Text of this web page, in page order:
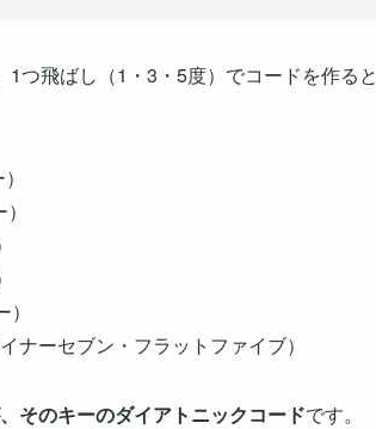
1つ飛ばし（1・3・5度）でコードを作る
ナーセブン・フラットファイブ）
そのキーのダイアトニックコードです。